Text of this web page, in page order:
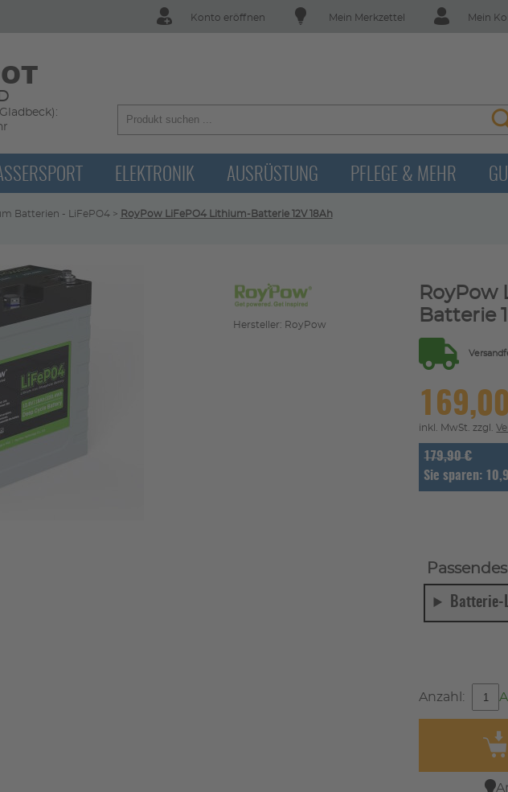
Mein
Mein Merkzettel
Konto eröffnen
ELEKTRONIK AUSRÜSTUNG PFLEGE & MEHR
Batterien - LiFePO4> RoyPow LiFePO4 Lithium-Batterie 12V 18Ah
Hersteller: RoyPow
RoyPow
Batterie
inkl. MwSt. zzgl.
179,90 €
Sie sparen:
Batterie-
Anzahl: